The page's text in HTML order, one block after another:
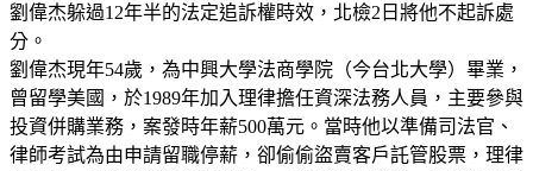
劉偉杰躲過12年半的法定追訴權時效，北檢2日將他不起訴處
分。
劉偉杰現年54歲，為中興大學法商學院（今台北大學）畢業，
曾留學美國，於1989年加入理律擔任資深法務人員，主要參與
投資併購業務，案發時年薪500萬元。當時他以準備司法官、
律師考試為由申請留職停薪，卻偷偷盜賣客戶託管股票，理律